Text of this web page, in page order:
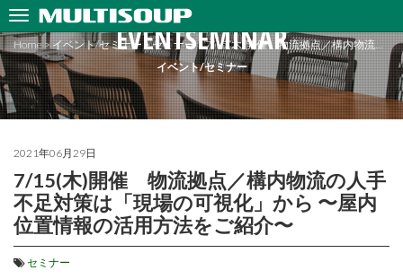
EVENTSEMINAR
イベント/セミナー
Home>イベント/セミナー>セミナー>7/15(木)開催 物流拠点／構内物流…
2021年06月29日
7/15(木)開催 物流拠点／構内物流の人手
不足対策は「現場の可視化」から 〜屋内
位置情報の活用方法をご紹介〜
セミナー